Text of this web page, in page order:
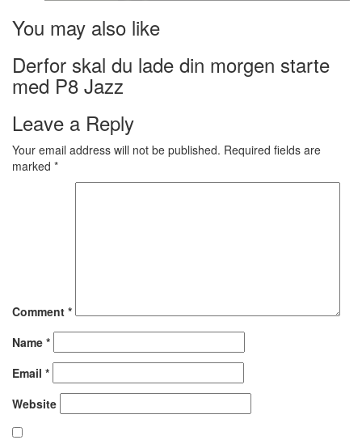
You may also like
Derfor skal du lade din morgen starte
med P8 Jazz
Leave a Reply
Your email address will not be published. Required fields are
marked *
Comment *
Name *
Email *
Website